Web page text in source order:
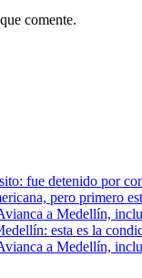
comente.
fue detenido por
pero primero
a Medellín,
esta es la
a Medellín,